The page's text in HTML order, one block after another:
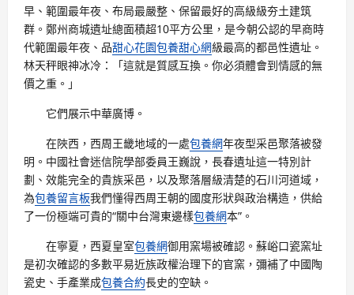
早、範圍最年夜、布局最嚴整、保留最好的高級級夯土建筑
群。鄭州商城遺址總面積超10平方公里，是今朝公認的早商時
代範圍最年夜、品甜心花園包養甜心網級最高的都邑性遺址。
林天秤眼神冰冷：「這就是質感互換。你必須體會到情感的無
價之重。」
它們展示中華廣博。
在陜西，西周王畿地域的一處包養網年夜型采邑聚落被發
明。中國社會迷信院學部委員王巍說，長春遺址這一特別計
劃、效能完全的貴族采邑，以及聚落層級清楚的石川河道域，
為包養留言板我們懂得西周王朝的國度形狀與政治構造，供給
了一份極端可貴的“關中台灣東邊樣包養網本”。
在寧夏，西夏皇室包養網御用窯場被確認。蘇峪口瓷窯址
是初次確認的多數平易近族政權治理下的官窯，彌補了中國陶
瓷史、手產業成包養合約長史的空缺。